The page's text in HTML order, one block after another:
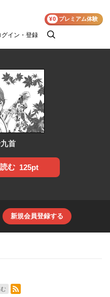
グイン・登録
検
¥0 プレミアム体験
首
む 125pt
新規会員登録する
RSSフィード